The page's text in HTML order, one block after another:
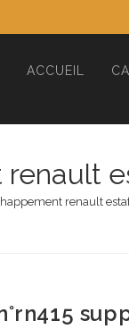
ACCUEIL
renault
renault